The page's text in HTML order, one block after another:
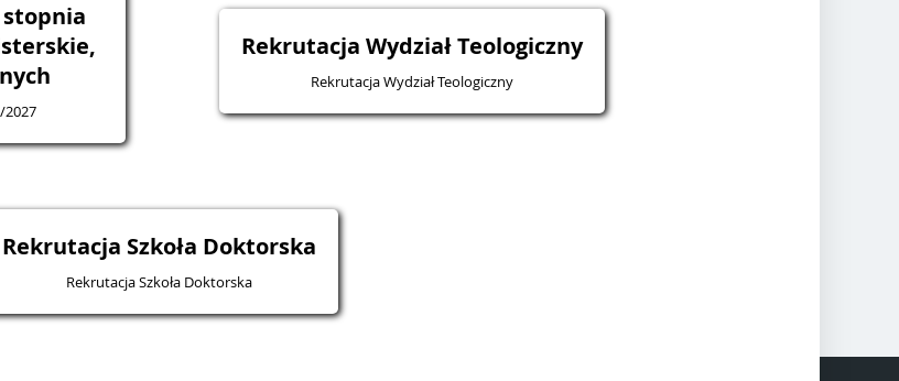
2027
Rekrutacja Wydział Teologiczny
Rekrutacja Wydział Teologiczny
Rekrutacja Szkoła Doktorska
Rekrutacja Szkoła Doktorska